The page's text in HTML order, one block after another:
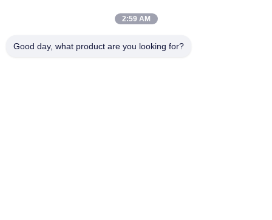
2:59 AM
Good day, what product are you looking for?